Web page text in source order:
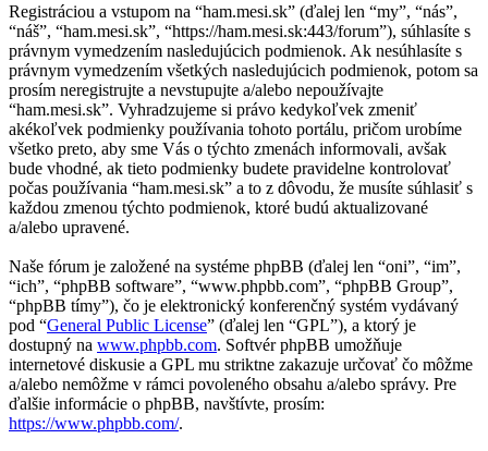
Registráciou a vstupom na “ham.mesi.sk” (ďalej len “my”, “nás”,
“náš”, “ham.mesi.sk”, “https://ham.mesi.sk:443/forum”), súhlasíte s
právnym vymedzením nasledujúcich podmienok. Ak nesúhlasíte s
právnym vymedzením všetkých nasledujúcich podmienok, potom sa
prosím neregistrujte a nevstupujte a/alebo nepoužívajte
“ham.mesi.sk”. Vyhradzujeme si právo kedykoľvek zmeniť
akékoľvek podmienky používania tohoto portálu, pričom urobíme
všetko preto, aby sme Vás o týchto zmenách informovali, avšak
bude vhodné, ak tieto podmienky budete pravidelne kontrolovať
počas používania “ham.mesi.sk” a to z dôvodu, že musíte súhlasiť s
každou zmenou týchto podmienok, ktoré budú aktualizované
a/alebo upravené.
Naše fórum je založené na systéme phpBB (ďalej len “oni”, “im”,
“ich”, “phpBB software”, “www.phpbb.com”, “phpBB Group”,
“phpBB tímy”), čo je elektronický konferenčný systém vydávaný
pod “General Public License” (ďalej len “GPL”), a ktorý je
dostupný na www.phpbb.com. Softvér phpBB umožňuje
internetové diskusie a GPL mu striktne zakazuje určovať čo môžme
a/alebo nemôžme v rámci povoleného obsahu a/alebo správy. Pre
ďalšie informácie o phpBB, navštívte, prosím:
https://www.phpbb.com/.